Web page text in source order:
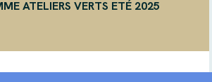
ATELIERS VERTS ETÉ 2025